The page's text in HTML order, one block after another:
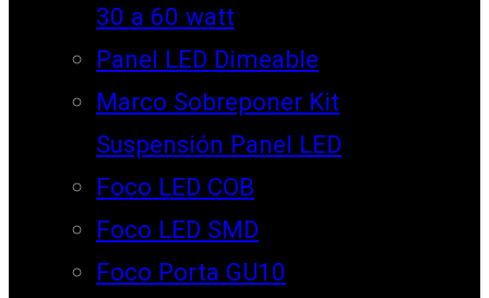
30 a 60 watt
Panel LED Dimeable
Marco Sobreponer Kit
Suspensión Panel LED
Foco LED COB
Foco LED SMD
Foco Porta GU10